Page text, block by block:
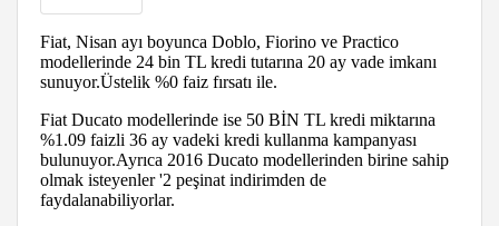
Fiat, Nisan ayı boyunca Doblo, Fiorino ve Practico
modellerinde 24 bin TL kredi tutarına 20 ay vade imkanı
sunuyor.Üstelik %0 faiz fırsatı ile.
Fiat Ducato modellerinde ise 50 BİN TL kredi miktarına
%1.09 faizli 36 ay vadeki kredi kullanma kampanyası
bulunuyor.Ayrıca 2016 Ducato modellerinden birine sahip
olmak isteyenler '2 peşinat indirimden de
faydalanabiliyorlar.